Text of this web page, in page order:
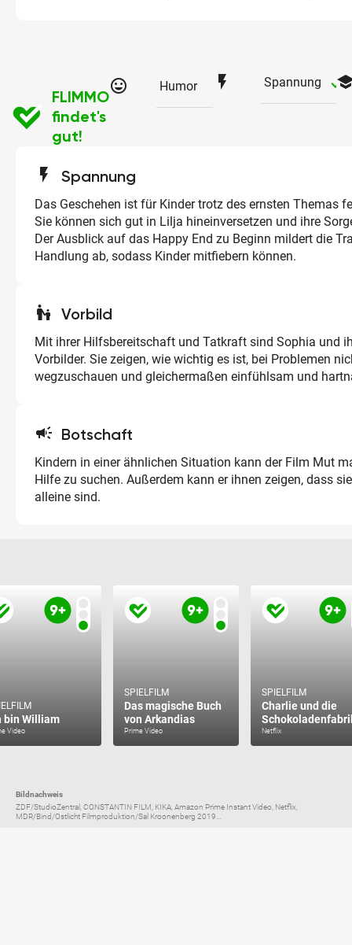
FLIMMO
findet's
gut!
tag_faces Humor flash_on Spannung
flash_on Spannung
Das Geschehen ist für Kinder trotz des ernsten Themas
Sie können sich gut in Lilja hineinversetzen und ihre
Der Ausblick auf das Happy End zu Beginn mildert die
Handlung ab, sodass Kinder mitfiebern können.
escalator_warning Vorbild
Mit ihrer Hilfsbereitschaft und Tatkraft sind Sophia und
Vorbilder. Sie zeigen, wie wichtig es ist, bei Problemen
wegzuschauen und gleichermaßen einfühlsam und
campaign Botschaft
Kindern in einer ähnlichen Situation kann der Film Mut
Hilfe zu suchen. Außerdem kann er ihnen zeigen, dass
alleine sind.
bin William
Video
SPIELFILM
Das magische Buch
von Arkandias
Prime Video
SPIELFILM
Charlie und die
Netflix
Bildnachweis
ZDF/StudioZentral, CONSTANTIN FILM, KIKA, Amazon Prime Instant Video, Netflix,
MDR/Bind/Ostlicht Filmproduktion/Sal Kroonenberg 2019...